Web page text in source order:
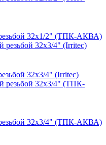
32х1/2" (ТПК-АКВА)
32х3/4" (Irritec)
32х3/4" (ТПК-АКВА)